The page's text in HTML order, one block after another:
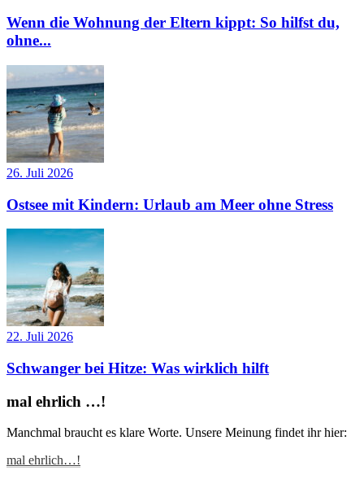
Wenn die Wohnung der Eltern kippt: So hilfst du,
ohne...
26. Juli 2026
Ostsee mit Kindern: Urlaub am Meer ohne Stress
22. Juli 2026
Schwanger bei Hitze: Was wirklich hilft
mal ehrlich …!
Manchmal braucht es klare Worte. Unsere Meinung findet ihr hier:
mal ehrlich…!